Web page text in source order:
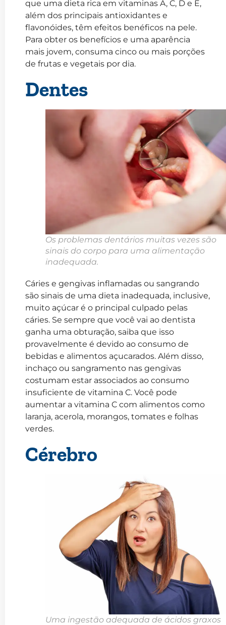
que uma dieta rica em vitaminas A, C, D e E,
além dos principais antioxidantes e
flavonóides, têm efeitos benéficos na pele.
Para obter os benefícios e uma aparência
mais jovem, consuma cinco ou mais porções
de frutas e vegetais por dia.
Dentes
Os problemas dentários muitas vezes são
sinais do corpo para uma alimentação
inadequada.
Cáries e gengivas inflamadas ou sangrando
são sinais de uma dieta inadequada, inclusive,
muito açúcar é o principal culpado pelas
cáries. Se sempre que você vai ao dentista
ganha uma obturação, saiba que isso
provavelmente é devido ao consumo de
bebidas e alimentos açucarados. Além disso,
inchaço ou sangramento nas gengivas
costumam estar associados ao consumo
insuficiente de vitamina C. Você pode
aumentar a vitamina C com alimentos como
laranja, acerola, morangos, tomates e folhas
verdes.
Cérebro
Uma ingestão adequada de ácidos graxos